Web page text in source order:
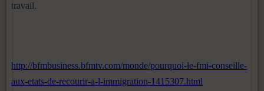
travail.
http://bfmbusiness.bfmtv.com/monde/pourquoi-le-fmi-conseille-
aux-etats-de-recourir-a-l-immigration-1415307.html